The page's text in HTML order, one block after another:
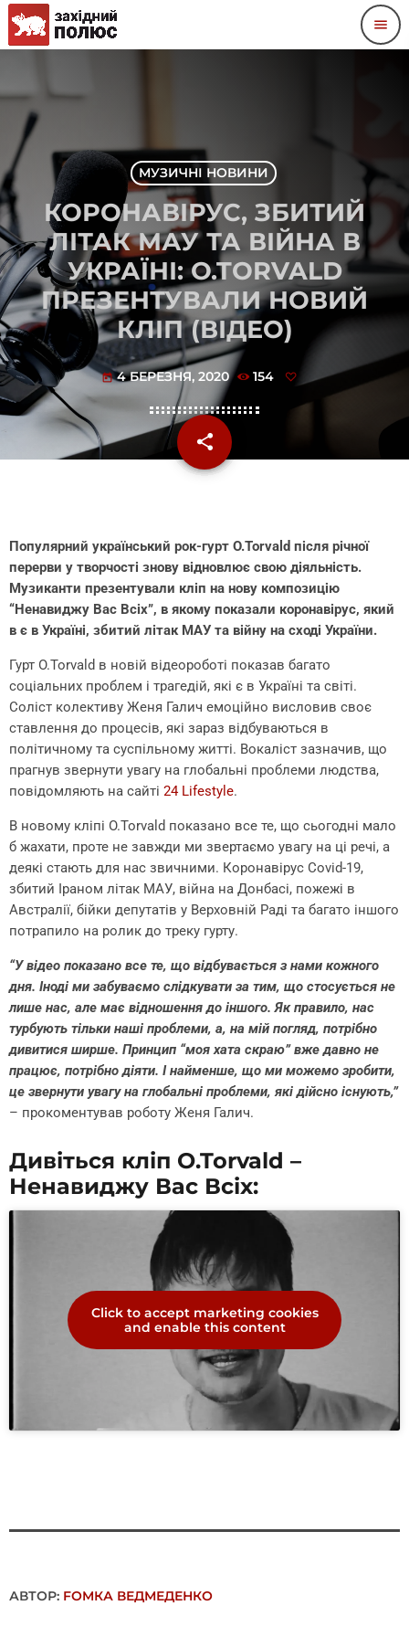
menu
МУЗИЧНІ НОВИНИ
КОРОНАВІРУС, ЗБИТИЙ
ЛІТАК МАУ ТА ВІЙНА В
УКРАЇНІ: O.TORVALD
ПРЕЗЕНТУВАЛИ НОВИЙ
КЛІП (ВІДЕО)
today 4 БЕРЕЗНЯ, 2020 154
share
email
Популярний український рок-гурт O.Torvald після річної
перерви у творчості знову відновлює свою діяльність.
Музиканти презентували кліп на нову композицію
“Ненавиджу Вас Всіх”, в якому показали коронавірус, який
в є в Україні, збитий літак МАУ та війну на сході України.
Гурт O.Torvald в новій відеороботі показав багато
соціальних проблем і трагедій, які є в Україні та світі.
Соліст колективу Женя Галич емоційно висловив своє
ставлення до процесів, які зараз відбуваються в
політичному та суспільному житті. Вокаліст зазначив, що
прагнув звернути увагу на глобальні проблеми людства,
повідомляють на сайті 24 Lifestyle.
В новому кліпі O.Torvald показано все те, що сьогодні мало
б жахати, проте не завжди ми звертаємо увагу на ці речі, а
деякі стають для нас звичними. Коронавірус Covid-19,
збитий Іраном літак МАУ, війна на Донбасі, пожежі в
Австралії, бійки депутатів у Верховній Раді та багато іншого
потрапило на ролик до треку гурту.
“У відео показано все те, що відбувається з нами кожного
дня. Іноді ми забуваємо слідкувати за тим, що стосується не
лише нас, але має відношення до іншого. Як правило, нас
турбують тільки наші проблеми, а, на мій погляд, потрібно
дивитися ширше. Принцип “моя хата скраю” вже давно не
працює, потрібно діяти. І найменше, що ми можемо зробити,
це звернути увагу на глобальні проблеми, які дійсно існують,”
– прокоментував роботу Женя Галич.
Дивіться кліп O.Torvald –
Ненавиджу Вас Всіх:
Click to accept marketing cookies
and enable this content
АВТОР: FОMКА ВЕДМЕДЕНКО